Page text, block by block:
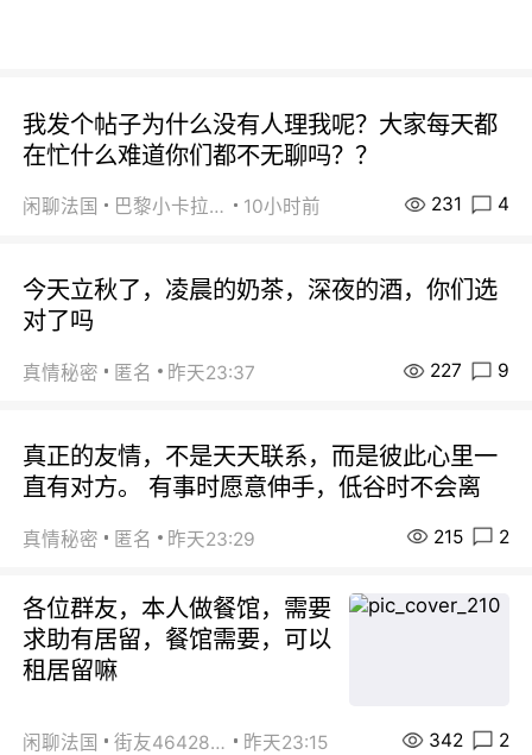
我发个帖子为什么没有人理我呢？大家每天都
在忙什么难道你们都不无聊吗？？
闲聊法国 巴黎小卡拉咪 10小时前 231 4
今天立秋了，凌晨的奶茶，深夜的酒，你们选
对了吗
真情秘密 匿名 昨天23:37 227 9
真正的友情，不是天天联系，而是彼此心里一
直有对方。 有事时愿意伸手，低谷时不会离
真情秘密 匿名 昨天23:29 215 2
各位群友，本人做餐馆，需要
求助有居留，餐馆需要，可以
租居留嘛
闲聊法国 街友46428878 昨天23:15 342 2